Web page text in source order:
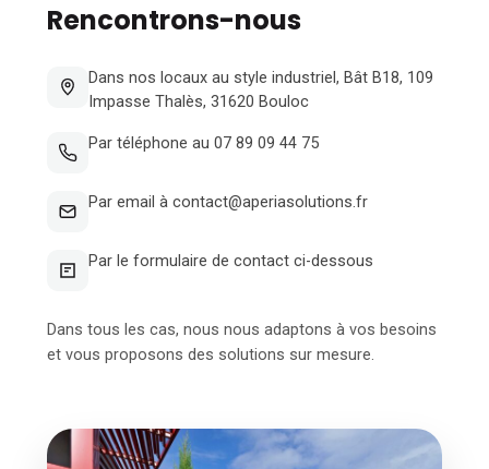
Rencontrons-nous
Dans nos locaux au style industriel, Bât B18, 109
Impasse Thalès, 31620 Bouloc
Par téléphone au 07 89 09 44 75
Par email à contact@aperiasolutions.fr
Par le formulaire de contact ci-dessous
Dans tous les cas, nous nous adaptons à vos besoins
et vous proposons des solutions sur mesure.